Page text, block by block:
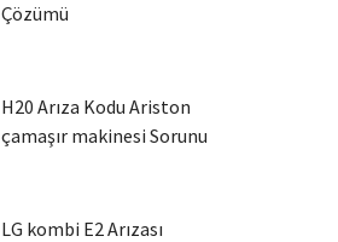
Çözümü
H20 Arıza Kodu Ariston
çamaşır makinesi Sorunu
LG kombi E2 Arızası